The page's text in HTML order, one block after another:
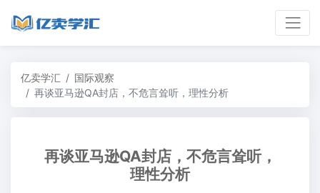
亿卖学汇
国际观察
再谈亚马逊QA封店，不危言耸听，理性分析
再谈亚马逊QA封店，不危言耸听，
理性分析